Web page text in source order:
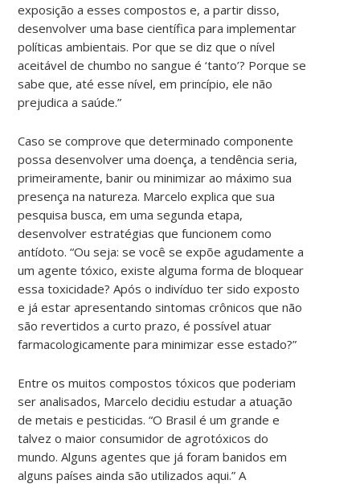
exposição a esses compostos e, a partir disso,
desenvolver uma base científica para implementar
políticas ambientais. Por que se diz que o nível
aceitável de chumbo no sangue é ‘tanto’? Porque se
sabe que, até esse nível, em princípio, ele não
prejudica a saúde.”
Caso se comprove que determinado componente
possa desenvolver uma doença, a tendência seria,
primeiramente, banir ou minimizar ao máximo sua
presença na natureza. Marcelo explica que sua
pesquisa busca, em uma segunda etapa,
desenvolver estratégias que funcionem como
antídoto. “Ou seja: se você se expõe agudamente a
um agente tóxico, existe alguma forma de bloquear
essa toxicidade? Após o indivíduo ter sido exposto
e já estar apresentando sintomas crônicos que não
são revertidos a curto prazo, é possível atuar
farmacologicamente para minimizar esse estado?”
Entre os muitos compostos tóxicos que poderiam
ser analisados, Marcelo decidiu estudar a atuação
de metais e pesticidas. “O Brasil é um grande e
talvez o maior consumidor de agrotóxicos do
mundo. Alguns agentes que já foram banidos em
alguns países ainda são utilizados aqui.” A